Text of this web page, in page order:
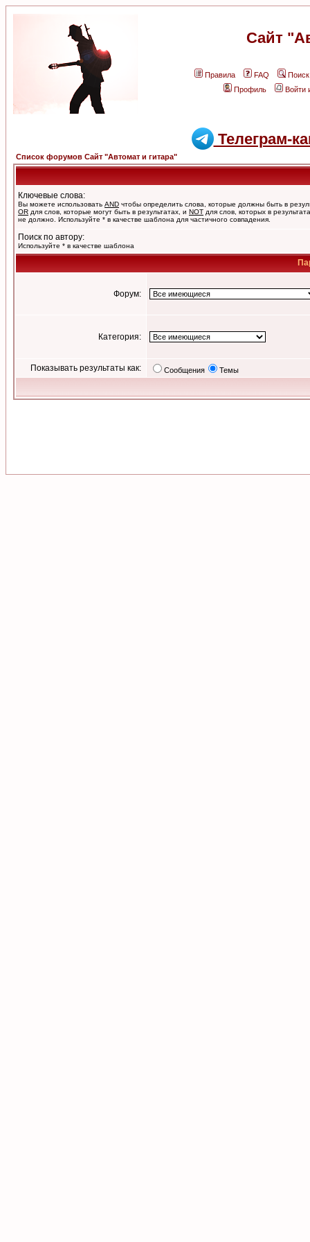
Сайт
Правила FAQ
Поиск
Профиль
Войти
Телеграм-
Список форумов Сайт "Автомат и гитара"
Ключевые слова:
Вы можете использовать AND чтобы определить слова, которые должны быть в
OR для слов, которые могут быть в результатах, и NOT для слов, которых в
не должно. Используйте * в качестве шаблона для частичного совпадения.
Поиск по автору:
Используйте * в качестве шаблона
Форум:
Категория:
Показывать результаты как: Сообщения Темы